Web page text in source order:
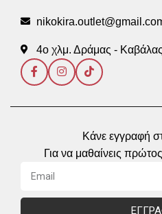
4ο χλμ. Δράμας - Καβάλας
Κάνε εγγραφή
Για να μαθαίνεις